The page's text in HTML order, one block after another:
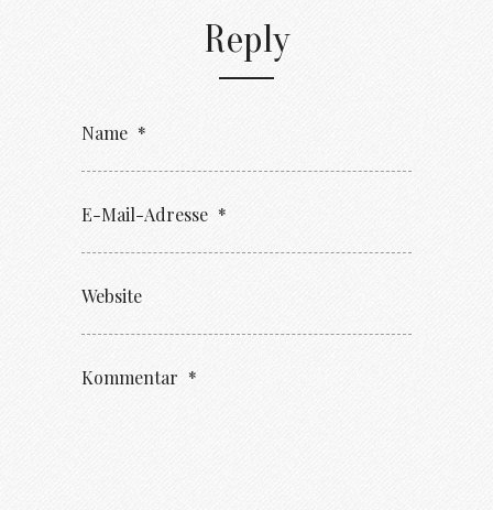
Reply
Name *
E-Mail-Adresse *
Website
Kommentar *